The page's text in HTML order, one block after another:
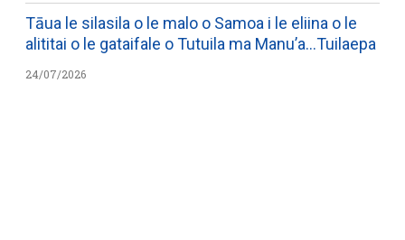
Tāua le silasila o le malo o Samoa i le eliina o le
alititai o le gataifale o Tutuila ma Manu’a…Tuilaepa
24/07/2026